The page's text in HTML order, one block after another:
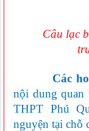
Câu lạc
Các hoạt
nội dung quan
THPT Phú
nguyện tại chỗ